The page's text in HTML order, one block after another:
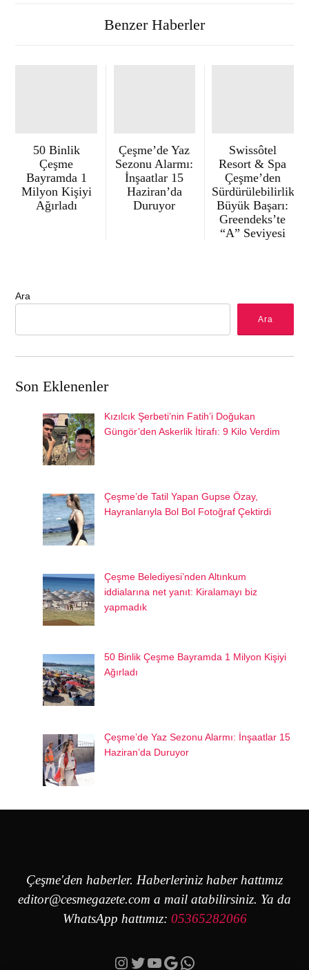
Benzer Haberler
50 Binlik
Çeşme
Bayramda 1
Milyon Kişiyi
Ağırladı
Çeşme’de Yaz
Sezonu Alarmı:
İnşaatlar 15
Haziran’da
Duruyor
Swissôtel
Resort & Spa
Çeşme’den
Sürdürülebilirlikte
Büyük Başarı:
Greendeks’te
“A” Seviyesi
Ara
Ara
Son Eklenenler
Kızılcık Şerbeti’nin Fatih’i Doğukan
Güngör’den Askerlik İtirafı: 9 Kilo Verdim
Çeşme’de Tatil Yapan Gupse Özay,
Hayranlarıyla Bol Bol Fotoğraf Çektirdi
Çeşme Belediyesi’nden Altınkum
iddialarına net yanıt: Kiralamayı biz
yapmadık
50 Binlik Çeşme Bayramda 1 Milyon Kişiyi
Ağırladı
Çeşme’de Yaz Sezonu Alarmı: İnşaatlar 15
Haziran’da Duruyor
Çeşme'den haberler. Haberleriniz haber hattımız
editor@cesmegazete.com a mail atabilirsiniz. Ya da
WhatsApp hattımız: 05365282066
Instagram
Twitter
YouTube
Google
https://wa.me/